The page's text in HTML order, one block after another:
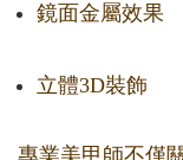
鏡面金屬效果
立體3D裝飾